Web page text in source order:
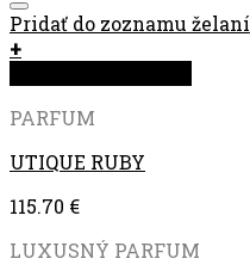
Pridať do zoznamu želaní
+
PARFUM
UTIQUE RUBY
115.70 €
LUXUSNÝ PARFUM